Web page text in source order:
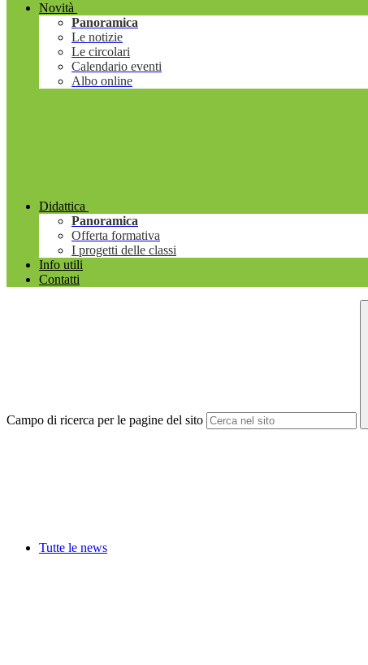
Novità
Panoramica
Le notizie
Le circolari
Calendario eventi
Albo online
Didattica
Panoramica
Offerta formativa
I progetti delle classi
Info utili
Contatti
Campo di ricerca per le pagine del sito
Tutte le news